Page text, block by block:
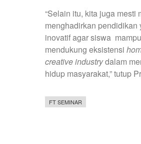
“Selain itu, kita juga mesti
menghadirkan
inovatif agar siswa
mendukung eksistensi
creative industrydalam
hidup masyarakat,” tutup
FT SEMINAR